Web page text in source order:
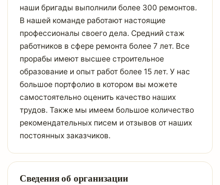
наши бригады выполнили более 300 ремонтов.
В нашей команде работают настоящие
профессионалы своего дела. Средний стаж
работников в сфере ремонта более 7 лет. Все
прорабы имеют высшее строительное
образование и опыт работ более 15 лет. У нас
большое портфолио в котором вы можете
самостоятельно оценить качество наших
трудов. Также мы имеем большое количество
рекомендательных писем и отзывов от наших
постоянных заказчиков.
Сведения об организации